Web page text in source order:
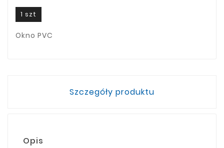
1 szt
Okno PVC
Szczegóły produktu
Opis